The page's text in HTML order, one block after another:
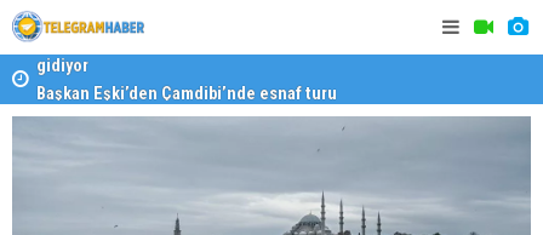
Başkan Eşki’den Çamdibi’nde esnaf turu